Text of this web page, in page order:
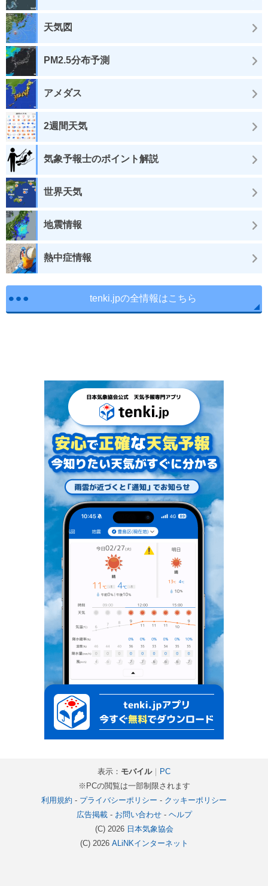
天気図
PM2.5分布予測
アメダス
2週間天気
気象予報士のポイント解説
世界天気
地震情報
熱中症情報
tenki.jpの全情報はこちら
表示： モバイル｜ PC
※PCの閲覧は一部制限されます
利用規約 - プライバシーポリシー - クッキーポリシー
広告掲載- お問い合わせ- ヘルプ
(C) 2026 日本気象協会
(C) 2026 ALiNKインターネット